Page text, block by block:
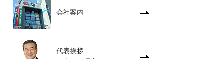
会社案内
代表挨拶